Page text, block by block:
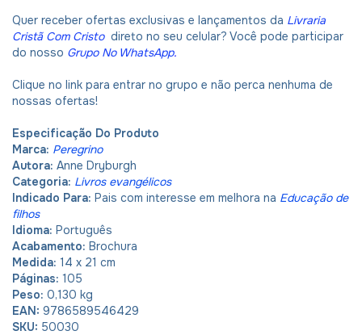
Quer receber ofertas exclusivas e lançamentos da Livraria
Cristã Com Cristo direto no seu celular? Você pode participar
do nosso Grupo No WhatsApp.
Clique no link para entrar no grupo e não perca nenhuma de
nossas ofertas!
Especificação Do Produto
Marca: Peregrino
Autora: Anne Dryburgh
Categoria: Livros evangélicos
Indicado Para: Pais com interesse em melhora na Educação de
filhos
Idioma: Português
Acabamento: Brochura
Medida: 14 x 21 cm
Páginas: 105
Peso: 0,130 kg
EAN: 9786589546429
SKU: 50030